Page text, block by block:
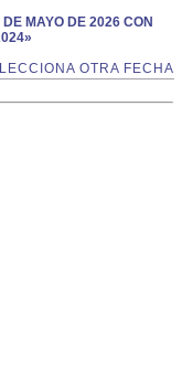
MAYO DE 2026 CON
OTRA FECHA